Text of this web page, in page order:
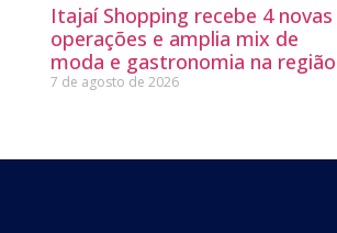
Itajaí Shopping recebe 4 novas
operações e amplia mix de
moda e gastronomia na região
7 de agosto de 2026